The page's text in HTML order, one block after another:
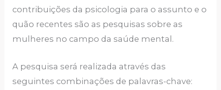
contribuições da psicologia para o assunto e o
quão recentes são as pesquisas sobre as
mulheres no campo da saúde mental.
A pesquisa será realizada através das
seguintes combinações de palavras-chave: